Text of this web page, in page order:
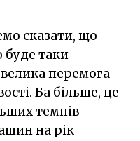
сказати, що
буде таки
перемога
Ба більше, це
темпів
на рік